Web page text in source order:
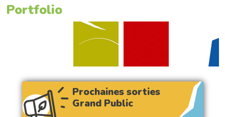
Portfolio
Prochaines sorties
Grand Public